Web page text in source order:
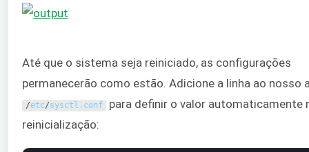
Até que o sistema seja reiniciado, as configurações
permanecerão como estão. Adicione a linha ao nosso
/etc/sysctl . conf para definir o valor automaticamente
reinicialização: